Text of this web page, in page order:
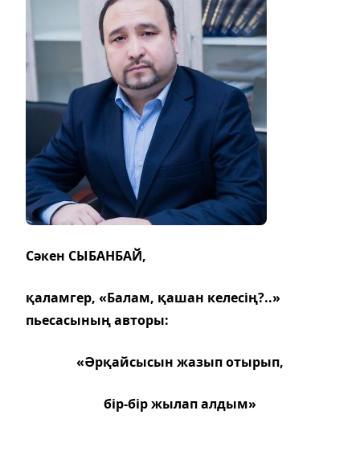
Сәкен СЫБАНБАЙ,
қаламгер, «Балам, қашан келесің?..»
пьесасының авторы:
«Әрқайсысын жазып отырып,
бір-бір жылап алдым»